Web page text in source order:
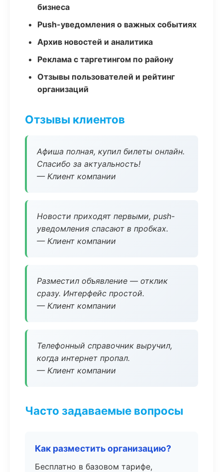
бизнеса
Push-уведомления о важных событиях
Архив новостей и аналитика
Реклама с таргетингом по району
Отзывы пользователей и рейтинг
организаций
Отзывы клиентов
Афиша полная, купил билеты онлайн.
Спасибо за актуальность!
— Клиент компании
Новости приходят первыми, push-
уведомления спасают в пробках.
— Клиент компании
Разместил объявление — отклик
сразу. Интерфейс простой.
— Клиент компании
Телефонный справочник выручил,
когда интернет пропал.
— Клиент компании
Часто задаваемые вопросы
Как разместить организацию?
Бесплатно в базовом тарифе,